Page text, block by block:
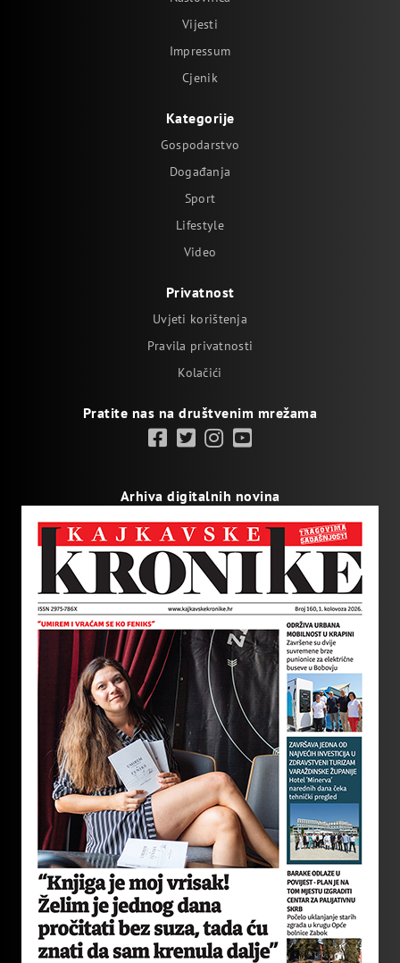
Vijesti
Impressum
Cjenik
Kategorije
Gospodarstvo
Događanja
Sport
Lifestyle
Video
Privatnost
Uvjeti korištenja
Pravila privatnosti
Kolačići
Pratite nas na društvenim mrežama
Arhiva digitalnih novina